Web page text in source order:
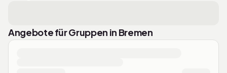
Angebote für Gruppen in Bremen